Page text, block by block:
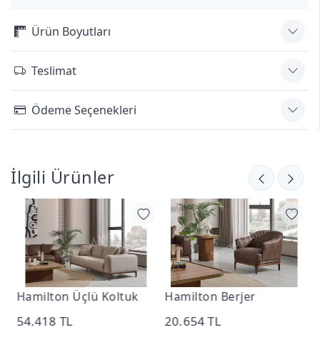
Ürün Boyutları
Teslimat
Ödeme Seçenekleri
İlgili Ürünler
Hamilton Üçlü Koltuk
54.418 TL
Hamilton Berjer
20.654 TL